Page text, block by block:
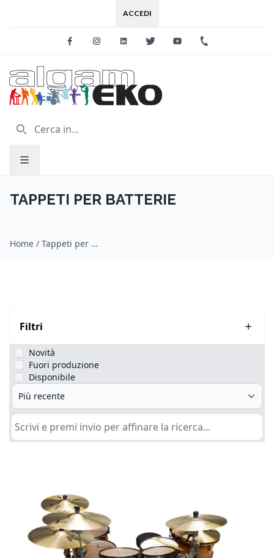
ACCEDI
FacebookInstagramLinkedinTwitter Youtube
TAPPETI PER BATTERIE
Home / Tappeti per batterie
Filtri
Novità
Fuori produzione
Disponibile